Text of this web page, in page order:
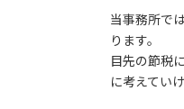
当事務所で
ります。
目先の節税
に考えてい